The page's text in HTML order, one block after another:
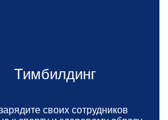
Тимбилдинг
своих сотрудников